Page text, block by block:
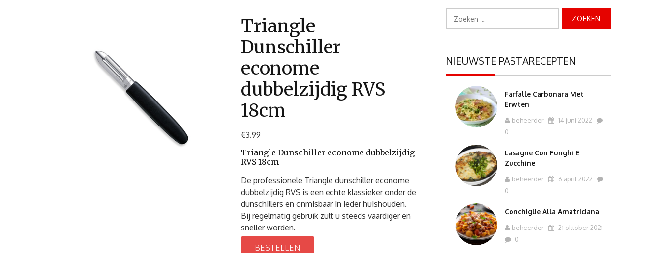
Triangle
Dunschiller
econome
dubbelzijdig RVS
18cm
€3.99
Triangle Dunschiller econome dubbelzijdig
RVS 18cm
De professionele Triangle dunschiller econome
dubbelzijdig RVS is een echte klassieker onder de
dunschillers en onmisbaar in ieder huishouden.
Bij regelmatig gebruik zult u steeds vaardiger en
sneller worden.
BESTELLEN
NIEUWSTE PASTARECEPTEN
Farfalle Carbonara Met
Erwten
beheerder
14 juni 2022
0
Lasagne Con Funghi E
Zucchine
beheerder
6 april 2022
0
Conchiglie Alla Amatriciana
beheerder
21 oktober 2021
0